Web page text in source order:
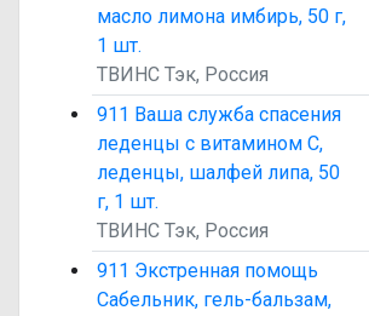
масло лимона имбирь, 50 г,
1 шт.
ТВИНС Тэк, Россия
911 Ваша служба спасения
леденцы с витамином C,
леденцы, шалфей липа, 50
г, 1 шт.
ТВИНС Тэк, Россия
911 Экстренная помощь
Сабельник, гель-бальзам,